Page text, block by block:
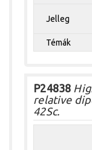
Jelleg
Témák
P24838
relative
42Sc.